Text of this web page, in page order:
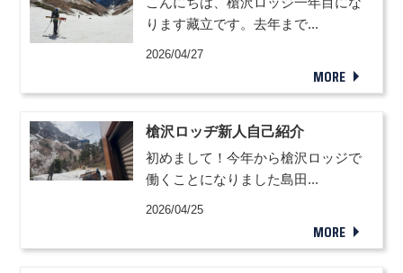
ります藏立です。去年まで...
2026/04/27
MORE
槍沢ロッヂ新人自己紹介
初めまして！今年から槍沢ロッジで
働くことになりました島田...
2026/04/25
MORE